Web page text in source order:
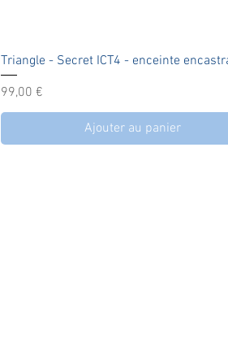
Aperçu rapide
Triangle - Secret ICT4 - enceinte
Prix
99,00 €
Ajouter au panier